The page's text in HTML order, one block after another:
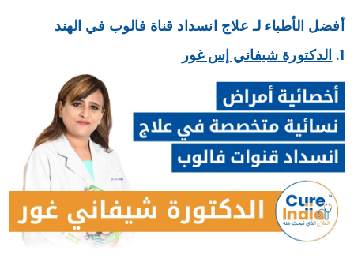
أفضل الأطباء لـ علاج انسداد قناة فالوب في الهند
1. الدكتورة شيفاني إس غور